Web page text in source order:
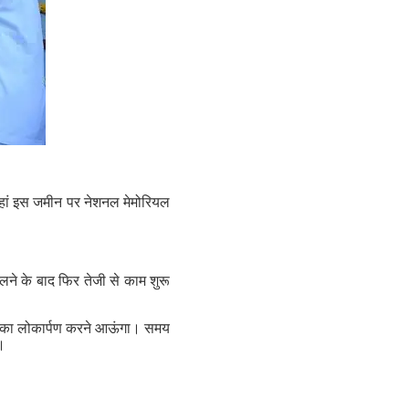
इस जमीन पर नेशनल मेमोरियल
के बाद फिर तेजी से काम शुरू
लोकार्पण करने आऊंगा। समय